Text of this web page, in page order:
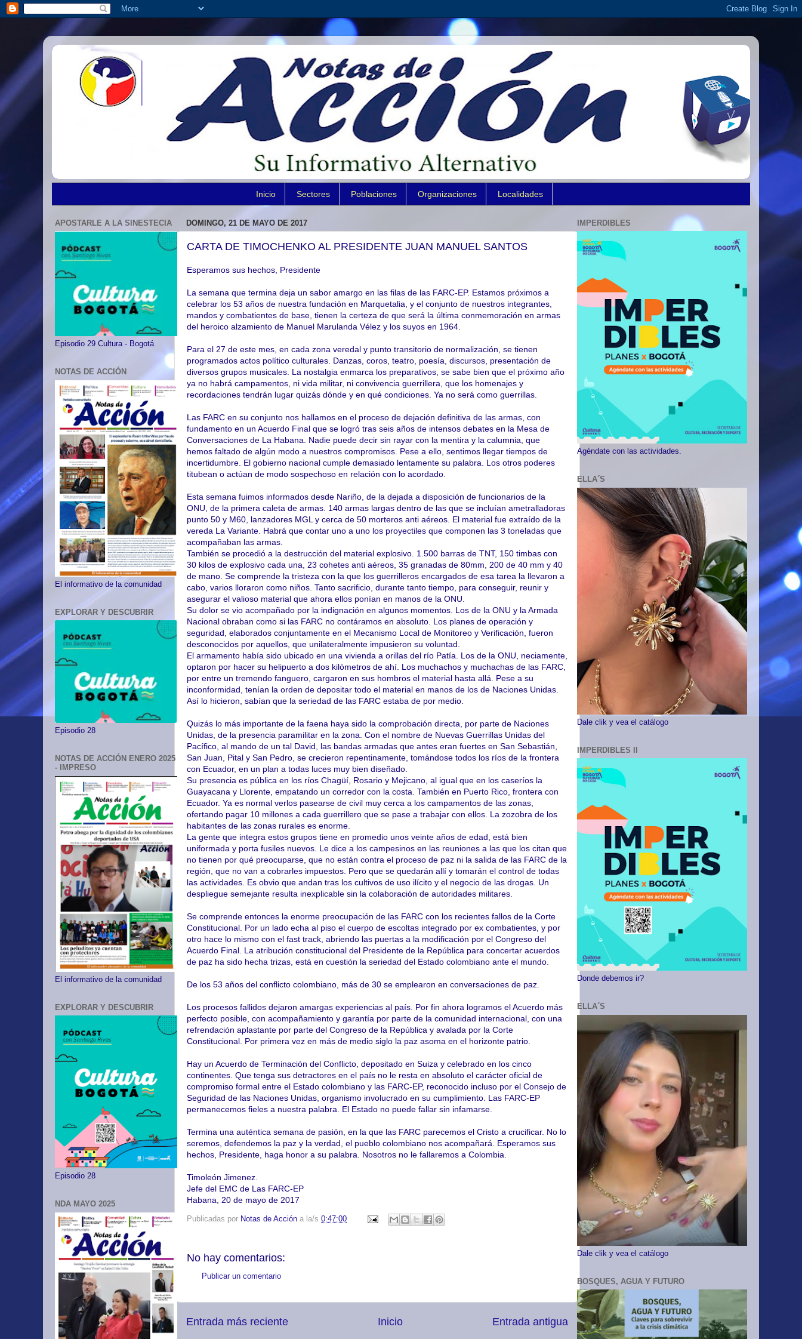
Inicio Sectores Poblaciones Organizaciones Localidades
DOMINGO, 21 DE MAYO DE 2017
CARTA DE TIMOCHENKO AL PRESIDENTE JUAN MANUEL SANTOS
Esperamos sus hechos, Presidente
La semana que termina deja un sabor amargo en las filas de las FARC-EP. Estamos próximos a
celebrar los 53 años de nuestra fundación en Marquetalia, y el conjunto de nuestros integrantes,
mandos y combatientes de base, tienen la certeza de que será la última conmemoración en armas
del heroico alzamiento de Manuel Marulanda Vélez y los suyos en 1964.
Para el 27 de este mes, en cada zona veredal y punto transitorio de normalización, se tienen
programados actos político culturales. Danzas, coros, teatro, poesía, discursos, presentación de
diversos grupos musicales. La nostalgia enmarca los preparativos, se sabe bien que el próximo año
ya no habrá campamentos, ni vida militar, ni convivencia guerrillera, que los homenajes y
recordaciones tendrán lugar quizás dónde y en qué condiciones. Ya no será como guerrillas.
Las FARC en su conjunto nos hallamos en el proceso de dejación definitiva de las armas, con
fundamento en un Acuerdo Final que se logró tras seis años de intensos debates en la Mesa de
Conversaciones de La Habana. Nadie puede decir sin rayar con la mentira y la calumnia, que
hemos faltado de algún modo a nuestros compromisos. Pese a ello, sentimos llegar tiempos de
incertidumbre. El gobierno nacional cumple demasiado lentamente su palabra. Los otros poderes
titubean o actúan de modo sospechoso en relación con lo acordado.
Esta semana fuimos informados desde Nariño, de la dejada a disposición de funcionarios de la
ONU, de la primera caleta de armas. 140 armas largas dentro de las que se incluían ametralladoras
punto 50 y M60, lanzadores MGL y cerca de 50 morteros anti aéreos. El material fue extraído de la
vereda La Variante. Habrá que contar uno a uno los proyectiles que componen las 3 toneladas que
acompañaban las armas.
También se procedió a la destrucción del material explosivo. 1.500 barras de TNT, 150 timbas con
30 kilos de explosivo cada una, 23 cohetes anti aéreos, 35 granadas de 80mm, 200 de 40 mm y 40
de mano. Se comprende la tristeza con la que los guerrilleros encargados de esa tarea la llevaron a
cabo, varios lloraron como niños. Tanto sacrificio, durante tanto tiempo, para conseguir, reunir y
asegurar el valioso material que ahora ellos ponían en manos de la ONU.
Su dolor se vio acompañado por la indignación en algunos momentos. Los de la ONU y la Armada
Nacional obraban como si las FARC no contáramos en absoluto. Los planes de operación y
seguridad, elaborados conjuntamente en el Mecanismo Local de Monitoreo y Verificación, fueron
desconocidos por aquellos, que unilateralmente impusieron su voluntad.
El armamento había sido ubicado en una vivienda a orillas del río Patía. Los de la ONU, neciamente,
optaron por hacer su helipuerto a dos kilómetros de ahí. Los muchachos y muchachas de las FARC,
por entre un tremendo fanguero, cargaron en sus hombros el material hasta allá. Pese a su
inconformidad, tenían la orden de depositar todo el material en manos de los de Naciones Unidas.
Así lo hicieron, sabían que la seriedad de las FARC estaba de por medio.
Quizás lo más importante de la faena haya sido la comprobación directa, por parte de Naciones
Unidas, de la presencia paramilitar en la zona. Con el nombre de Nuevas Guerrillas Unidas del
Pacífico, al mando de un tal David, las bandas armadas que antes eran fuertes en San Sebastián,
San Juan, Pital y San Pedro, se crecieron repentinamente, tomándose todos los ríos de la frontera
con Ecuador, en un plan a todas luces muy bien diseñado.
Su presencia es pública en los ríos Chagüí, Rosario y Mejicano, al igual que en los caseríos la
Guayacana y Llorente, empatando un corredor con la costa. También en Puerto Rico, frontera con
Ecuador. Ya es normal verlos pasearse de civil muy cerca a los campamentos de las zonas,
ofertando pagar 10 millones a cada guerrillero que se pase a trabajar con ellos. La zozobra de los
habitantes de las zonas rurales es enorme.
La gente que integra estos grupos tiene en promedio unos veinte años de edad, está bien
uniformada y porta fusiles nuevos. Le dice a los campesinos en las reuniones a las que los citan que
no tienen por qué preocuparse, que no están contra el proceso de paz ni la salida de las FARC de la
región, que no van a cobrarles impuestos. Pero que se quedarán allí y tomarán el control de todas
las actividades. Es obvio que andan tras los cultivos de uso ilícito y el negocio de las drogas. Un
despliegue semejante resulta inexplicable sin la colaboración de autoridades militares.
Se comprende entonces la enorme preocupación de las FARC con los recientes fallos de la Corte
Constitucional. Por un lado echa al piso el cuerpo de escoltas integrado por ex combatientes, y por
otro hace lo mismo con el fast track, abriendo las puertas a la modificación por el Congreso del
Acuerdo Final. La atribución constitucional del Presidente de la República para concertar acuerdos
de paz ha sido hecha trizas, está en cuestión la seriedad del Estado colombiano ante el mundo.
De los 53 años del conflicto colombiano, más de 30 se emplearon en conversaciones de paz.
Los procesos fallidos dejaron amargas experiencias al país. Por fin ahora logramos el Acuerdo más
perfecto posible, con acompañamiento y garantía por parte de la comunidad internacional, con una
refrendación aplastante por parte del Congreso de la República y avalada por la Corte
Constitucional. Por primera vez en más de medio siglo la paz asoma en el horizonte patrio.
Hay un Acuerdo de Terminación del Conflicto, depositado en Suiza y celebrado en los cinco
continentes. Que tenga sus detractores en el país no le resta en absoluto el carácter oficial de
compromiso formal entre el Estado colombiano y las FARC-EP, reconocido incluso por el Consejo de
Seguridad de las Naciones Unidas, organismo involucrado en su cumplimiento. Las FARC-EP
permanecemos fieles a nuestra palabra. El Estado no puede fallar sin infamarse.
Termina una auténtica semana de pasión, en la que las FARC parecemos el Cristo a crucificar. No lo
seremos, defendemos la paz y la verdad, el pueblo colombiano nos acompañará. Esperamos sus
hechos, Presidente, haga honor a su palabra. Nosotros no le fallaremos a Colombia.
Timoleón Jimenez.
Jefe del EMC de Las FARC-EP
Habana, 20 de mayo de 2017
Publicadas por Notas de Acción a la/s 0:47:00
No hay comentarios:
Publicar un comentario
Entrada más reciente Entrada antigua
Inicio
APOSTARLE A LA SINESTECIA
Episodio 29 Cultura - Bogotá
NOTAS DE ACCIÓN
El informativo de la comunidad
EXPLORAR Y DESCUBRIR
Episodio 28
NOTAS DE ACCIÓN ENERO 2025
- IMPRESO
El informativo de la comunidad
EXPLORAR Y DESCUBRIR
Episodio 28
NDA MAYO 2025
IMPERDIBLES
Agéndate con las actividades.
ELLA´S
Dale clik y vea el catálogo
IMPERDIBLES II
Donde debemos ir?
ELLA´S
Dale clik y vea el catálogo
BOSQUES, AGUA Y FUTURO